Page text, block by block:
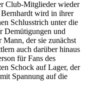
Club-Mitglieder wieder
Bernhardt wird in ihrer
Schlusstrich unter die
Demütigungen und
der sie zunächst
auch darüber hinaus
für Fans des
Schock auf Lager, der
Spannung auf die